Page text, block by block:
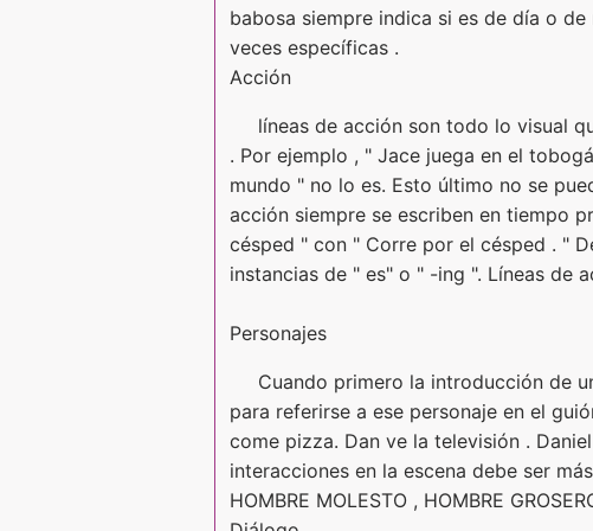
babosa siempre indica si es de día o
veces específicas .
Acción
líneas de acción son todo lo visual
. Por ejemplo , " Jace juega en el
mundo " no lo es. Esto último no se
acción siempre se escriben en tiempo
césped " con " Corre por el césped . "
instancias de " es" o " -ing ". Líneas de
Personajes
Cuando primero la introducción de
para referirse a ese personaje en el
come pizza. Dan ve la televisión .
interacciones en la escena debe ser
HOMBRE MOLESTO , HOMBRE